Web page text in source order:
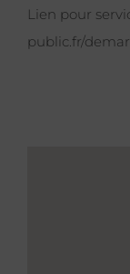
Lien pour
public.fr/